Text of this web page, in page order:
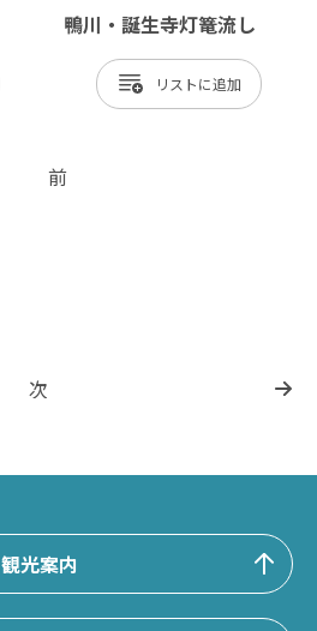
鴨川・誕生寺灯篭流し
リスト
前
次
観光案内